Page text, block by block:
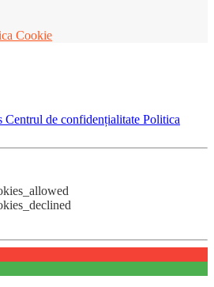
Cookie
Centrul de confidențialitate Politica